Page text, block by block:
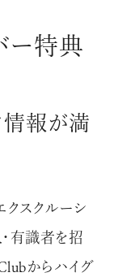
ー特典
情報が満
クスクルーシ
有識者を招
からハイグ